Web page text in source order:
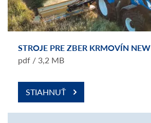
STROJE PRE ZBER KRMOVÍN
pdf / 3,2 MB
STIAHNUŤ